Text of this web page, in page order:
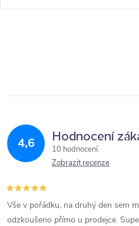
4,6 Hodnocení
10 hodnocení
Zobrazit recenze
Vše v pořádku, na druhý den sem
odzkoušeno přímo u prodejce.